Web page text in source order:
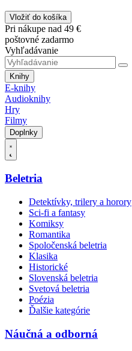
Vložiť do košíka
Pri nákupe nad 49 €
poštovné zadarmo
Vyhľadávanie
Knihy
E-knihy
Audioknihy
Hry
Filmy
Doplnky
Beletria
Detektívky, trilery a horory
Sci-fi a fantasy
Komiksy
Romantika
Spoločenská beletria
Klasika
Historické
Slovenská beletria
Svetová beletria
Poézia
Ďalšie kategórie
Náučná a odborná